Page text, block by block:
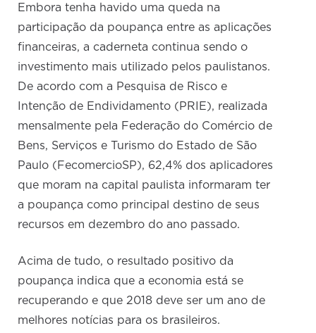
Embora tenha havido uma queda na
participação da poupança entre as aplicações
financeiras, a caderneta continua sendo o
investimento mais utilizado pelos paulistanos.
De acordo com a Pesquisa de Risco e
Intenção de Endividamento (PRIE), realizada
mensalmente pela Federação do Comércio de
Bens, Serviços e Turismo do Estado de São
Paulo (FecomercioSP), 62,4% dos aplicadores
que moram na capital paulista informaram ter
a poupança como principal destino de seus
recursos em dezembro do ano passado.
Acima de tudo, o resultado positivo da
poupança indica que a economia está se
recuperando e que 2018 deve ser um ano de
melhores notícias para os brasileiros.